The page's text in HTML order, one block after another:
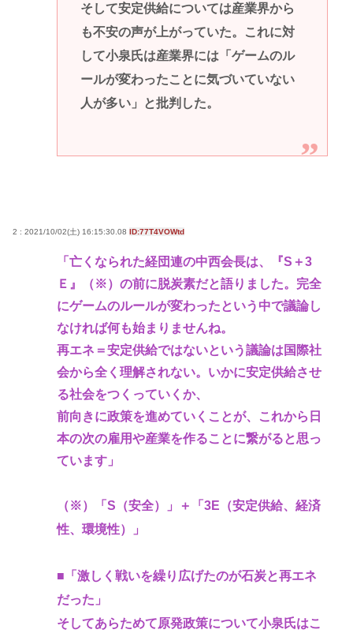
そして安定供給については産業界から
も不安の声が上がっていた。これに対
して小泉氏は産業界には「ゲームのル
ールが変わったことに気づいていない
人が多い」と批判した。
2 : 2021/10/02(土) 16:15:30.08 ID:77T4VOWtd
「亡くなられた経団連の中西会長は、『S＋3
Ｅ』（※）の前に脱炭素だと語りました。完全
にゲームのルールが変わったという中で議論し
なければ何も始まりませんね。
再エネ＝安定供給ではないという議論は国際社
会から全く理解されない。いかに安定供給させ
る社会をつくっていくか、
前向きに政策を進めていくことが、これから日
本の次の雇用や産業を作ることに繋がると思っ
ています」
（※）「S（安全）」＋「3E（安定供給、経済
性、環境性）」
■「激しく戦いを繰り広げたのが石炭と再エネ
だった」
そしてあらためて原発政策について小泉氏はこ